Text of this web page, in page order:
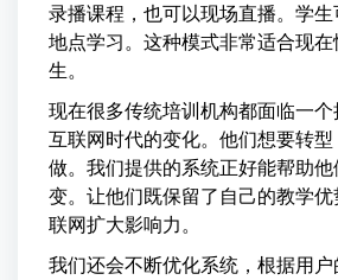
录播课程，也可以现场直播。学
地点学习。这种模式非常适合现
生。
现在很多传统培训机构都面临一
互联网时代的变化。他们想要转
做。我们提供的系统正好能帮助
变。让他们既保留了自己的教学
联网扩大影响力。
我们还会不断优化系统，根据用